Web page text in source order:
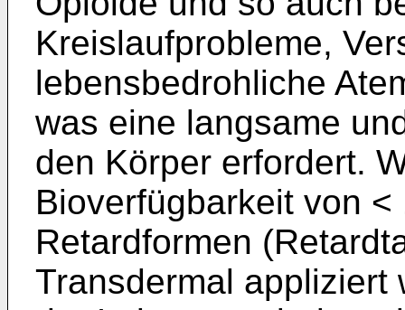
Kreislaufprobleme,
lebensbedrohliche
was eine langsame
den Körper erfordert.
Bioverfügbarkeit von
Retardformen
Transdermal appliziert